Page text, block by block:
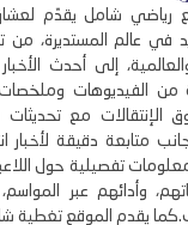
شامل يقدّم
في عالم المستديرة،
إلى أحدث الأخبار
من الفيديوهات
مع تحديثات
متابعة دقيقة لأخبار
تفصيلية حول
وأدائهم عبر
يقدم الموقع تغطية